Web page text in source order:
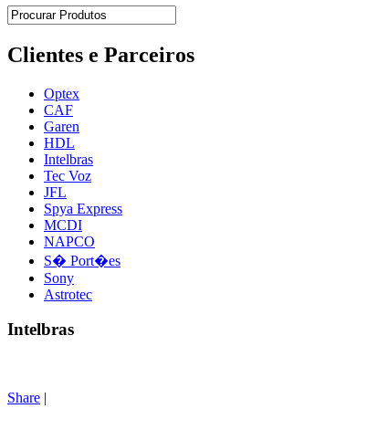
Clientes e Parceiros
Optex
CAF
Garen
HDL
Intelbras
Tec Voz
JFL
Spya Express
MCDI
NAPCO
S� Port�es
Sony
Astrotec
Intelbras
Share |